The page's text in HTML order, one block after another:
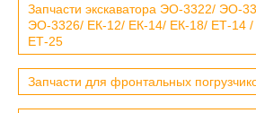
Запчасти экскаватора ЭО-3322/ ЭО-
ЭО-3326/ ЕК-12/ ЕК-14/ ЕК-18/ ЕТ-14
ЕТ-25
Запчасти для фронтальных